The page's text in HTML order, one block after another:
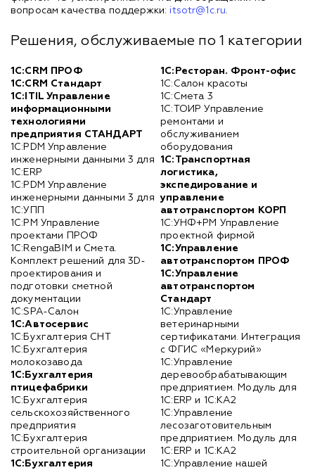
вопросам качества поддержки: itsotr@1c.ru.
Решения, обслуживаемые по 1 категории
1С:CRM ПРОФ
1С:CRM Стандарт
1С:ITIL Управление
информационными
технологиями
предприятия СТАНДАРТ
1С:PDM Управление
инженерными данными 3 для
1С:ERP
1С:PDM Управление
инженерными данными 3 для
1С:УПП
1С:PM Управление
проектами ПРОФ
1С:RengaBIM и Смета.
Комплект решений для 3D-
проектирования и
подготовки сметной
документации
1С:SPA-Салон
1С:Автосервис
1С:Бухгалтерия СНТ
1С:Бухгалтерия
молокозавода
1С:Бухгалтерия
птицефабрики
1С:Бухгалтерия
сельскохозяйственного
предприятия
1С:Бухгалтерия
строительной организации
1С:Бухгалтерия
1С:Ресторан. Фронт-офис
1С:Салон красоты
1С:Смета 3
1С:ТОИР Управление
ремонтами и
обслуживанием
оборудования
1С:Транспортная
логистика,
экспедирование и
управление
автотранспортом КОРП
1С:УНФ+PM Управление
проектной фирмой
1С:Управление
автотранспортом ПРОФ
1С:Управление
автотранспортом
Стандарт
1С:Управление
ветеринарными
сертификатами. Интеграция
с ФГИС «Меркурий»
1С:Управление
деревообрабатывающим
предприятием. Модуль для
1С:ERP и 1С:КА2
1С:Управление
лесозаготовительным
предприятием. Модуль для
1С:ERP и 1С:КА2
1С:Управление нашей